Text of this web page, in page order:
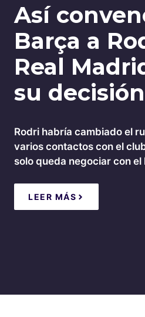
Así
Barça a
Real
su decisión
Rodri habría cambiado el
varios contactos con el
solo queda negociar con
LEER MÁS